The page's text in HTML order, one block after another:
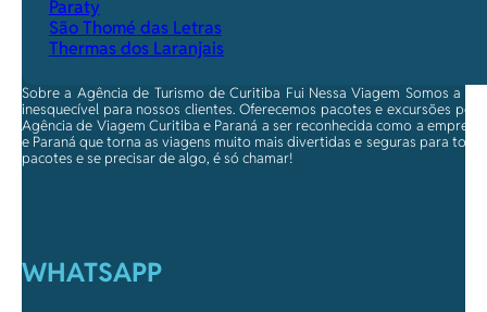
Paraty
São Thomé das Letras
Thermas dos Laranjais
Sobre a Agência de Turismo de Curitiba Fui Nessa Viagem Somos a
inesquecível para nossos clientes. Oferecemos pacotes e excursões
Agência de Viagem Curitiba e Paraná a ser reconhecida como a
e Paraná que torna as viagens muito mais divertidas e seguras para
pacotes e se precisar de algo, é só chamar!
WHATSAPP